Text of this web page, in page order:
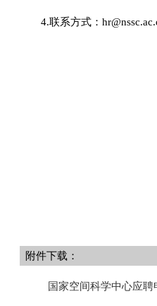
4.联系方式：
附件下载：
国家空间科学中心应聘